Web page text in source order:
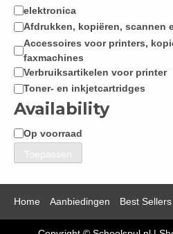
Categorie
elektronica
Afdrukken, kopiëren, scannen
Accessoires voor printers,
faxmachines
Verbruiksartikelen voor printer
Toner- en inkjetcartridges
Availability
Beschikbaarheid
Op voorraad
Toepassen
Home Aanbiedingen Best Sellers